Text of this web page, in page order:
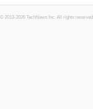
© 2013-2026 TechNews Inc. All rights reserved.